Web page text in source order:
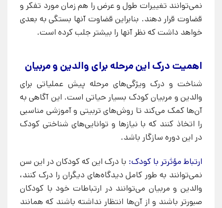
نمی‌توانند تغییرات طول و عرض را هم زمان مورد تفکر و
قضاوت قرار دهند. بنابراین قضاوت آنها بستگی به بعدی
خواهد داشت که نظر آنها را بیشتر جلب کرده است.
اهمیت درک این مرحله برای والدین و مربیان
شناخت و درک ویژگی‌های مرحله پیش عملیاتی برای
والدین و مربیان کودک بسیار حیاتی است. این آگاهی به
آن‌ها کمک می‌کند تا روش‌های تربیتی و آموزشی مناسبی
را اتخاذ کنند که با نیازها و توانایی‌های شناختی کودک
در این دوره سازگار باشد.
ارتباط مؤثرتر با کودک: با درک این که کودکان در این سن
نمی‌توانند به طور کامل دیدگاه‌های دیگران را درک کنند،
والدین و مربیان می‌توانند در ارتباطات خود با کودکان
صبورتر باشند و از آن‌ها انتظار نداشته باشند که همانند